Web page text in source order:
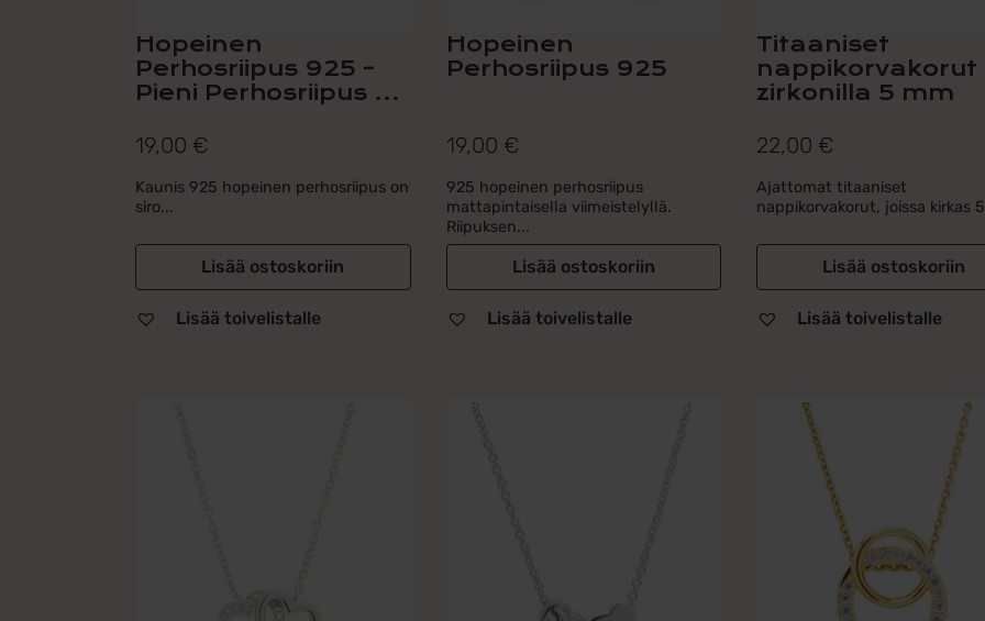
Hopeinen
Perhosriipus 925 –
Pieni Perhosriipus ...
19,00 €
Kaunis 925 hopeinen perhosriipus on
siro...
Lisää ostoskoriin
Lisää toivelistalle
Hopeinen
Perhosriipus 925
19,00 €
925 hopeinen perhosriipus
mattapintaisella viimeistelyllä.
Riipuksen...
Lisää ostoskoriin
Lisää toivelistalle
Titaaniset
nappikorvakorut
zirkonilla 5 mm
22,00 €
Ajattomat titaaniset
nappikorvakorut, joissa kirkas
Lisää ostoskoriin
Lisää toivelistalle